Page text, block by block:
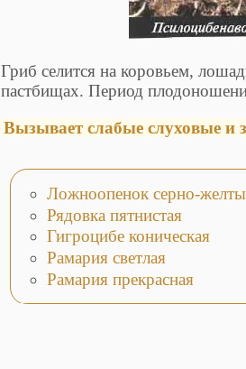
Гриб селится на коровьем,
пастбищах. Период
Вызывает слабые слуховые и
Ложноопенок серно-
Рядовка пятнистая
Гигроцибе коническая
Рамария светлая
Рамария прекрасная